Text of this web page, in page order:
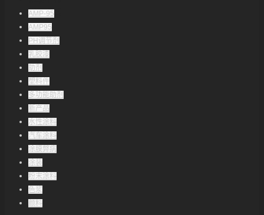
联系方式
AMP-95
AMP95
PH调节剂
乳胶漆
助剂
塑料件
多功能助剂
新产品
水性涂料
汽车涂料
涂膜弊病
涂装
粉末涂料
色浆
颜料